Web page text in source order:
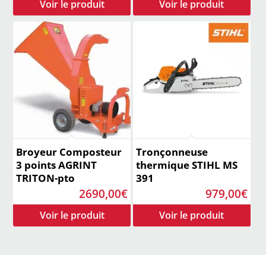
Broyeur Composteur
3 points AGRINT
TRITON-pto
2690,00€
Tronçonneuse
thermique STIHL MS
391
979,00€